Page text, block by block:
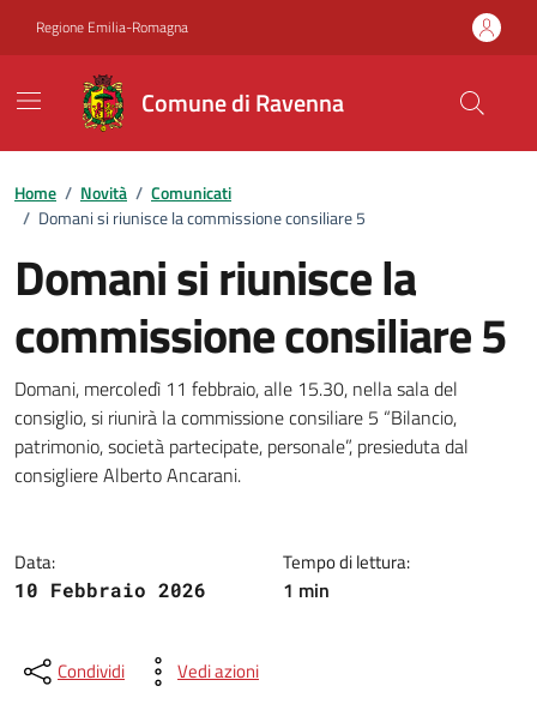
Regione Emilia-Romagna
Comune di Ravenna
Home / Novità / Comunicati
/ Domani si riunisce la commissione consiliare 5
Domani si riunisce la
commissione consiliare 5
Dettagli della notizia
Domani, mercoledì 11 febbraio, alle 15.30, nella sala del
consiglio, si riunirà la commissione consiliare 5 “Bilancio,
patrimonio, società partecipate, personale”, presieduta dal
consigliere Alberto Ancarani.
Data:
10 Febbraio 2026
Tempo di lettura:
1 min
Condividi Vedi azioni